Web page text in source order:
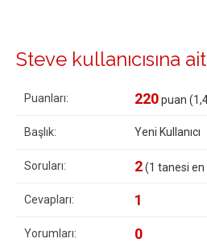
Steve kullanıcısına
Puanları: 220puan (
Başlık: Yeni Kullanıcı
Soruları: 2(1 tanesi en
Cevapları: 1
Yorumları: 0